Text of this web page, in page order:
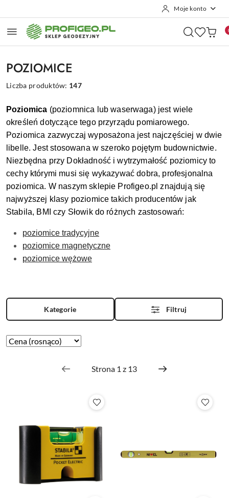
Moje konto
POZIOMICE
Liczba produktów: 147
Poziomica (poziomnica lub waserwaga) jest wiele
określeń dotyczące tego przyrządu pomiarowego.
Poziomica zazwyczaj wyposażona jest najczęściej w dwie
libelle. Jest stosowana w szeroko pojętym budownictwie.
Niezbędna przy Dokładność i wytrzymałość poziomicy to
cechy którymi musi się wykazywać dobra, profesjonalna
poziomica. W naszym sklepie Profigeo.pl znajdują się
najwyższej klasy poziomice takich producentów jak
Stabila, BMI czy Słowik do różnych zastosowań:
poziomice tradycyjne
poziomice magnetyczne
poziomice wężowe
Kategorie Filtruj
Zastosowano
Sortuj